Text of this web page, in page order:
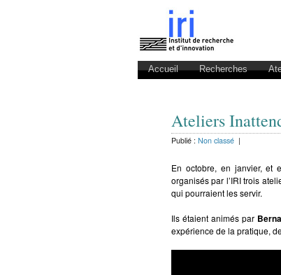
Accueil Recherches
Ateliers
Publié : Non classé |
En octobre, en janvier, et
organisés par l’IRI trois
qui pourraient les servir.
Ils étaient animés par
expérience de la pratique,